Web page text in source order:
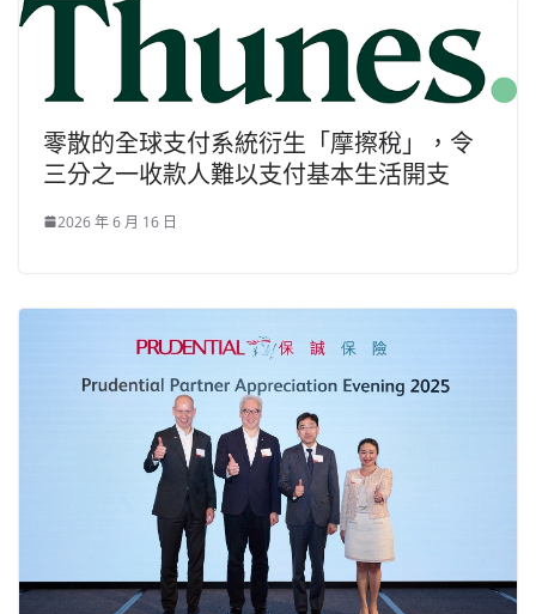
零散的全球支付系統衍生「摩擦稅」，令
三分之一收款人難以支付基本生活開支
2026 年 6 月 16 日